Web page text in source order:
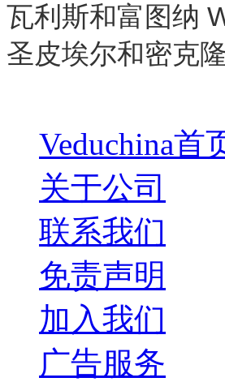
瓦利斯和富图纳
圣皮埃尔和密克
Veduchina首
关于公司
联系我们
免责声明
加入我们
广告服务